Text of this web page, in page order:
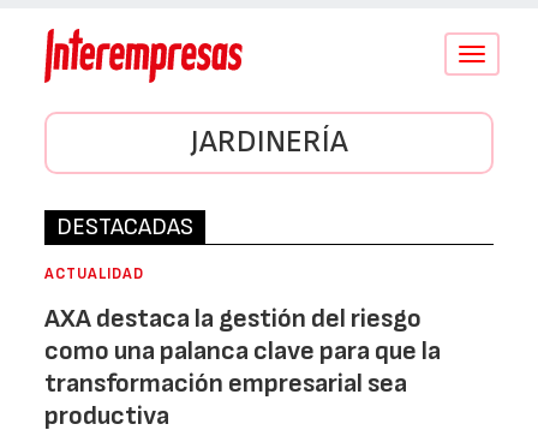
Conmutar
JARDINERÍA
DESTACADAS
ACTUALIDAD
AXA destaca la gestión del riesgo
como una palanca clave para que la
transformación empresarial sea
productiva